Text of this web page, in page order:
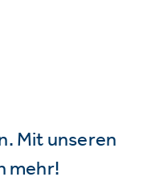
Mit unseren
mehr!